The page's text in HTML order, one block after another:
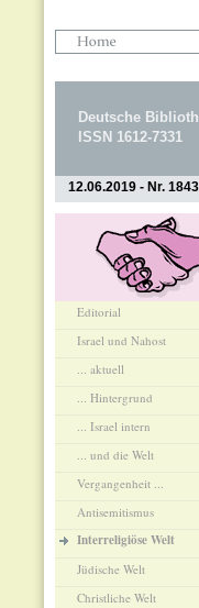
Deutsche
ISSN 1612-7331
12.06.2019 - Nr. 1843
Editorial
Israel und Nahost
... aktuell
... Hintergrund
... Israel intern
... und die Welt
Vergangenheit ...
Antisemitismus
Interreligiöse Welt
Jüdische Welt
Christliche Welt